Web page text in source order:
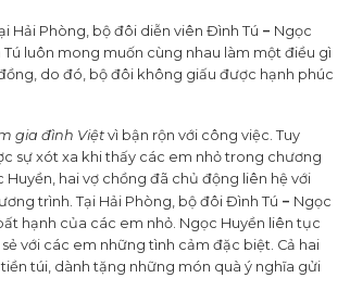
Hải Phòng, bộ đôi diễn viên Đình Tú – Ngọc
luôn mong muốn cùng nhau làm một điều gì
do đó, bộ đôi không giấu được hạnh phúc
gia đình Việtvì bận rộn với công việc. Tuy
sự xót xa khi thấy các em nhỏ trong chương
hai vợ chồng đã chủ động liên hệ với
trình. Tại Hải Phòng, bộ đôi Đình Tú – Ngọc
hạnh của các em nhỏ. Ngọc Huyền liên tục
với các em những tình cảm đặc biệt. Cả hai
túi, dành tặng những món quà ý nghĩa gửi